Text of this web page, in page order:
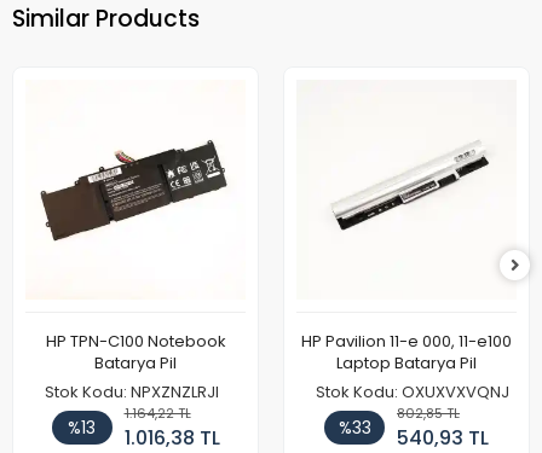
Similar Products
HP TPN-C100 Notebook
Batarya Pil
Stok Kodu: NPXZNZLRJI
%13
1.164,22 TL
1.016,38 TL
HP Pavilion 11-e 000, 11-e100
Laptop Batarya Pil
Stok Kodu: OXUXVXVQNJ
%33
802,85 TL
540,93 TL